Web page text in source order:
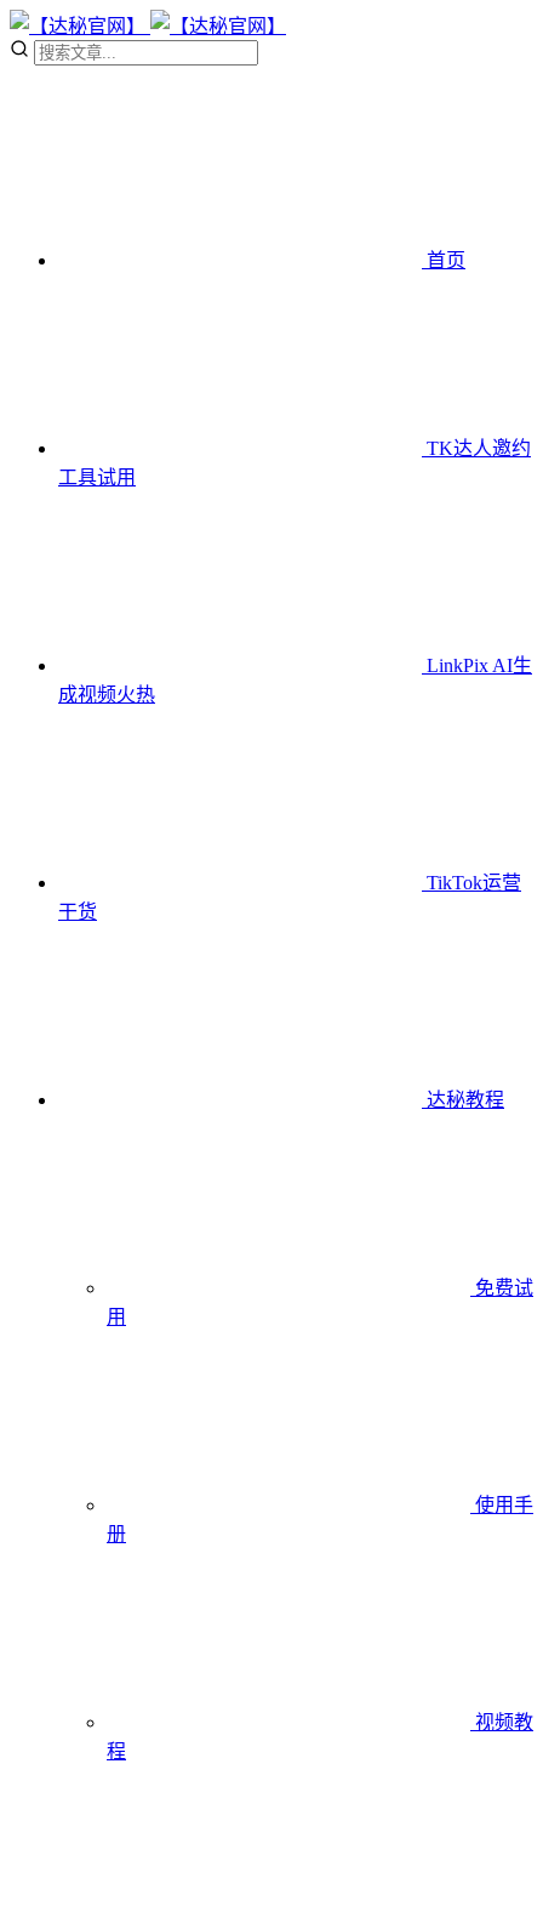
首页
TK达人邀约
工具试用
LinkPix AI生
成视频火热
TikTok运营
干货
达秘教程
免费试
用
使用手
册
视频教
程